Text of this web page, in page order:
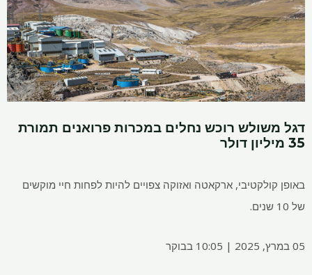
דגל משולש רוכש נחלים במכרות פרואנים תמורת
35 מיליון דולר
באופן קולקטיבי, ארקאטה ואזוקה צפויים להיות לפחות חיי מוקשים
של 10 שנים.
05 במרץ, 2025 | 10:05 בבוקר